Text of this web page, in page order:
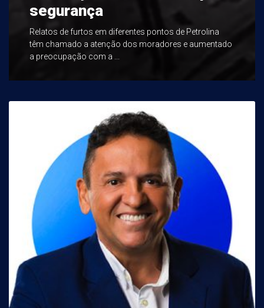
segurança
Relatos de furtos em diferentes pontos de Petrolina
têm chamado a atenção dos moradores e aumentado
a preocupação com a ...